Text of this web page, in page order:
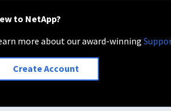
to NetApp?
more about our award-winning
Create Account